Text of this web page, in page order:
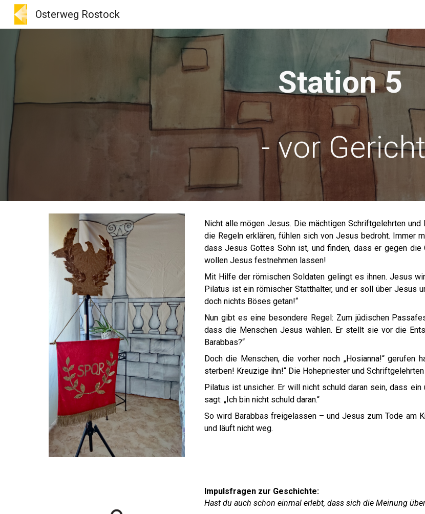
Osterweg Rostock
Station 5
- vor
Nicht alle mögen Jesus. Die mächtigen Schriftgelehrten
die Regeln erklären, fühlen sich von Jesus bedroht. Immer
dass Jesus Gottes Sohn ist, und finden, dass er gegen
wollen Jesus festnehmen lassen!
Mit Hilfe der römischen Soldaten gelingt es ihnen. Jesus
Pilatus ist ein römischer Statthalter, und er soll über Jesus
doch nichts Böses getan!“
Nun gibt es eine besondere Regel: Zum jüdischen
dass die Menschen Jesus wählen. Er stellt sie vor die
Barabbas?“
Doch die Menschen, die vorher noch „Hosianna!“
sterben! Kreuzige ihn!“ Die Hohepriester und
Pilatus ist unsicher. Er will nicht schuld daran sein, dass
sagt: „Ich bin nicht schuld daran.“
So wird Barabbas freigelassen – und Jesus zum Tode am
und läuft nicht weg.
Impulsfragen zur Geschichte:
Hast du auch schon einmal erlebt, dass sich die Meinung